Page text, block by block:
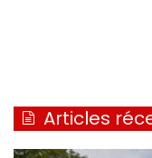
Articles